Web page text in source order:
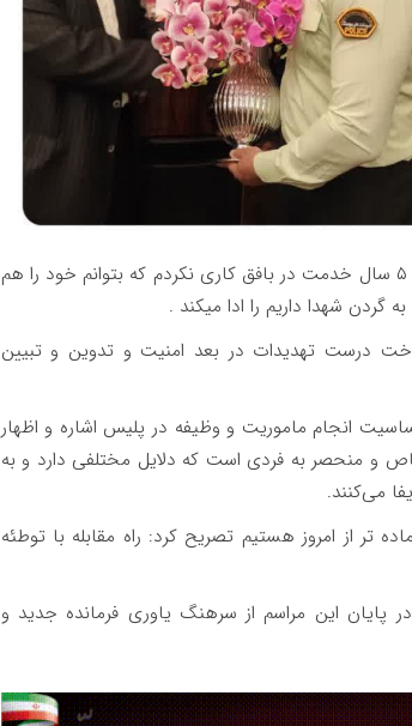
طولابی نژاد با یاد شهدای ۸ سال دفاع مقدس گفت: من در طول ۵ سال خدمت در بافق کاری نکردم که بتوانم خود را هم
شهدا داریم را ادا میکند .
درست تهدیدات در بعد امنیت و تدوین و تبیین
انجام ماموریت و وظیفه در پلیس اشاره و اظهار
و منحصر به فردی است که دلایل مختلفی دارد و به
می‌کنند.
تر از امروز هستیم تصریح کرد: راه مقابله با توطئه
در پایان این مراسم از سرهنگ یاوری فرمانده جدید و